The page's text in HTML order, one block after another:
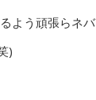
よう頑張らネバ
)